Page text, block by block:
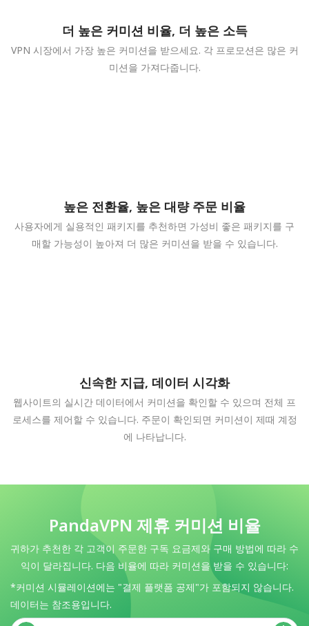
더 높은 커미션 비율, 더 높은 소득
VPN 시장에서 가장 높은 커미션을 받으세요. 각 프로모션은 많은 커
미션을 가져다줍니다.
높은 전환율, 높은 대량 주문 비율
사용자에게 실용적인 패키지를 추천하면 가성비 좋은 패키지를 구
매할 가능성이 높아져 더 많은 커미션을 받을 수 있습니다.
신속한 지급, 데이터 시각화
웹사이트의 실시간 데이터에서 커미션을 확인할 수 있으며 전체 프
로세스를 제어할 수 있습니다. 주문이 확인되면 커미션이 제때 계정
에 나타납니다.
PandaVPN 제휴 커미션 비율
귀하가 추천한 각 고객이 주문한 구독 요금제와 구매 방법에 따라 수
익이 달라집니다. 다음 비율에 따라 커미션을 받을 수 있습니다:
*커미션 시뮬레이션에는 "결제 플랫폼 공제"가 포함되지 않습니다.
데이터는 참조용입니다.